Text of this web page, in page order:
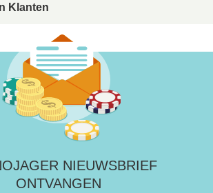
Klanten
NIEUWSBRIEF
ONTVANGEN